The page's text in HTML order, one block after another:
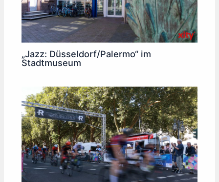
„Jazz: Düsseldorf/Palermo“ im
Stadtmuseum